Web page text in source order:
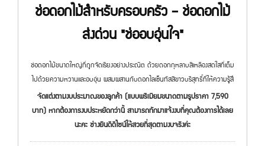
ช่อดอกไม้สำหรับครอบครัว – ช่อดอกไม้
ส่งด่วน "ช่ออบอุ่นใจ"
ช่อดอกไม้ขนาดใหญ่ที่ถูกจัดเรียงอย่างประณีต ด้วยดอกกุหลาบสีเหลืองสดใสที่เต็ม
ไปด้วยความหวานและอบอุ่น ผสมผสานกับดอกไลเซ็นทัสสีขาวบริสุทธิ์ที่ให้ความรู้สึ
จัดแต่งตามงบประมาณของลูกค้า (แบบพรีเมียมขนาดตามรูปราคา 7,590
บาท) หากต้องการงบประหยัดกว่านี้ สามารถทักมาแจ้งงบที่คุณต้องการได้เลย
นะคะ ช่างยินดีดีไซน์ให้สวยที่สุดตามงบจริงค่ะ